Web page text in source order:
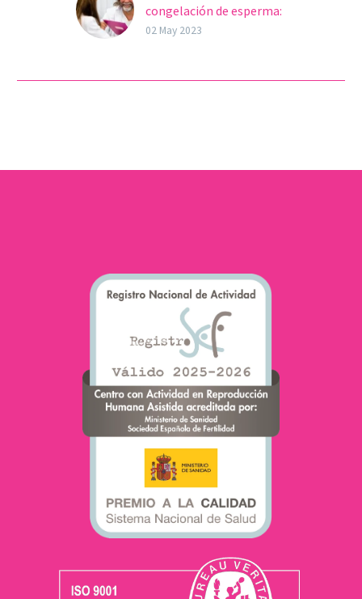
congelación de esperma:
Dr. Javier Ruiz, andrólogo
últimas semanas debido
02 May 2023